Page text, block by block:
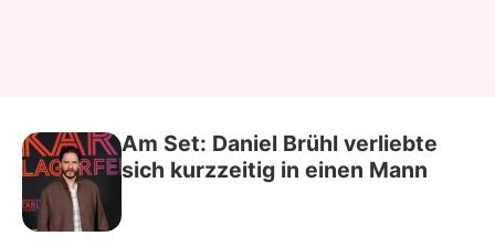
Am Set: Daniel Brühl verliebte
sich kurzzeitig in einen Mann